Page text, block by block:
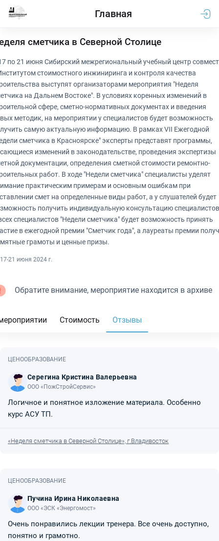
Главная
сметчика в Северной Столице
по 21 июня Сибирский межрегиональный учебный центр
стоимостного инжиниринга и контроля качества
выступят организаторами мероприятия "Неделя
на Дальнем Востоке". В условиях коренных изменений в
сфере, сметно-нормативных документах и введения
методик, на мероприятии у специалистов будет возможность
самую актуальную информацию. В рамках VII Ежегодной
сметчика в Красноярске" эксперты представят программы,
изменений в законодательстве, проведения экспертизы
документации, определения сметной стоимости ремонтно-
работ. В ходе "Недели сметчика" специалисты уделят
практическим примерам и основным ошибкам при
смет на определенные виды работ, а у слушателей будет
получить индивидуальную консультацию
специалистов "Недели сметчика" будет возможность принять
в ежегодной премии "Сметчик года", а лауреаты премии
грамоты и ценные призы.
17-21 июня 2024 г.
Обратите внимание, мероприятие находится в архиве
Стоимость Отзывы
ЦЕНООБРАЗОВАНИЕ
Серегина Кристина Валерьевна
ООО «ПожСтройСервис»
Логичное и понятное изложение материала. Особенно
курс АСУ ТП.
«Неделя сметчика в Северной Столице», г.Владивосток
ЦЕНООБРАЗОВАНИЕ
Пучина Ирина Николаевна
ООО «ЭСК «Энергомост»
Очень понравились лекции тренера. Все очень доступно,
понятно и грамотно.